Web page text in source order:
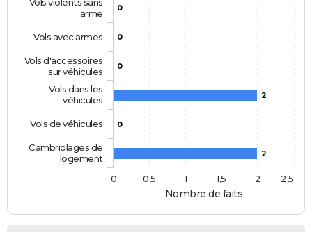
Nombre de faits
0
0
0
2
0
2
arme
Vols avec armes
Vols d'accessoires
sur véhicules
Vols dans les
véhicules
Vols de véhicules
Cambriolages de
logement
0
0,5 1 1,5 2 2,5